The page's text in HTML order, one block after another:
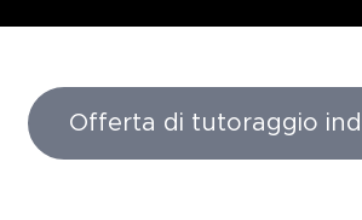
Offerta di tutoraggio